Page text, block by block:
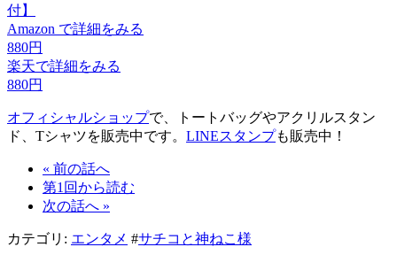
付】
Amazon で詳細をみる
880円
楽天で詳細をみる
880円
オフィシャルショップで、トートバッグやアクリルスタン
ド、Tシャツを販売中です。 LINEスタンプも販売中！
« 前の話へ
第1回から読む
次の話へ »
カテゴリ: エンタメ #サチコと神ねこ様